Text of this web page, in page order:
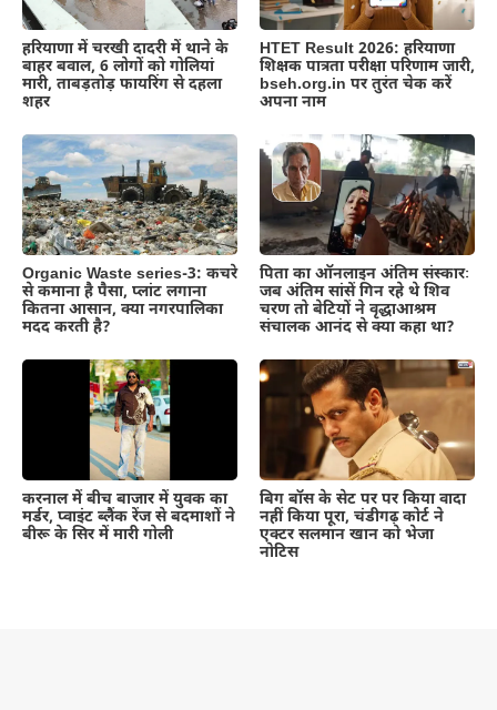
हरियाणा में चरखी दादरी में थाने के
बाहर बवाल, 6 लोगों को गोलियां
मारी, ताबड़तोड़ फायरिंग से दहला
शहर
HTET Result 2026: हरियाणा
शिक्षक पात्रता परीक्षा परिणाम जारी,
bseh.org.in पर तुरंत चेक करें
अपना नाम
Organic Waste series-3: कचरे
से कमाना है पैसा, प्लांट लगाना
कितना आसान, क्या नगरपालिका
मदद करती है?
पिता का ऑनलाइन अंतिम संस्कारः
जब अंतिम सांसें गिन रहे थे शिव
चरण तो बेटियों ने वृद्धाआश्रम
संचालक आनंद से क्या कहा था?
करनाल में बीच बाजार में युवक का
मर्डर, प्वाइंट ब्लैंक रेंज से बदमाशों ने
बीरू के सिर में मारी गोली
बिग बॉस के सेट पर पर किया वादा
नहीं किया पूरा, चंडीगढ़ कोर्ट ने
एक्टर सलमान खान को भेजा
नोटिस